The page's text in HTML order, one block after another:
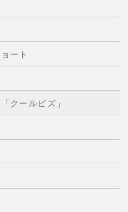
ート
クールビズ」